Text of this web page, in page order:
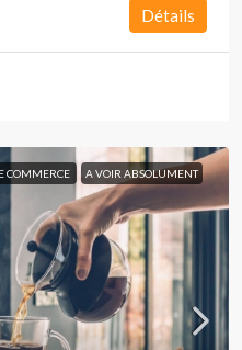
Détails
COMMERCE A VOIR ABSOLUMENT